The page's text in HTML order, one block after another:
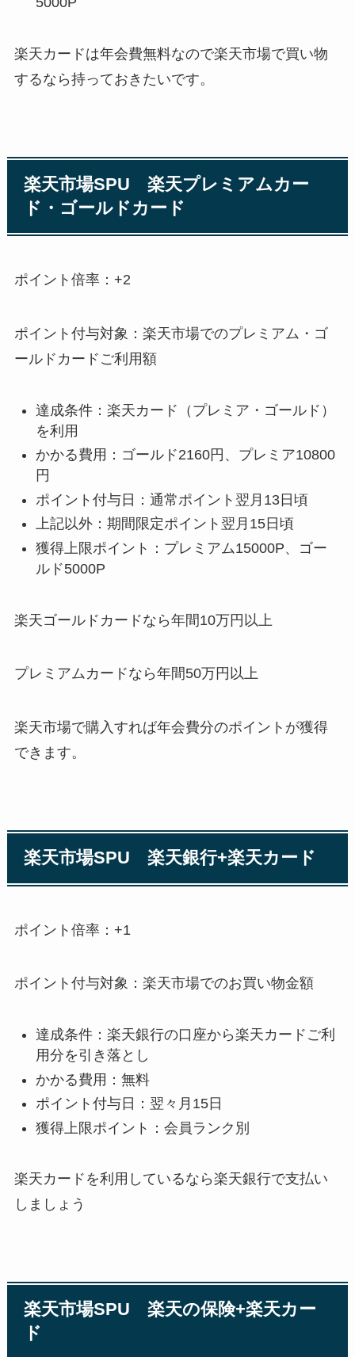
楽天カードは年会費無料なので楽天市場で買い物
するなら持っておきたいです。
楽天市場SPU 楽天プレミアムカー
ド・ゴールドカード
ポイント倍率：+2
ポイント付与対象：楽天市場でのプレミアム・ゴ
ールドカードご利用額
達成条件：楽天カード（プレミア・ゴールド）
を利用
かかる費用：ゴールド2160円、プレミア10800
円
ポイント付与日：通常ポイント翌月13日頃
上記以外：期間限定ポイント翌月15日頃
獲得上限ポイント：プレミアム15000P、ゴー
ルド5000P
楽天ゴールドカードなら年間10万円以上
プレミアムカードなら年間50万円以上
楽天市場で購入すれば年会費分のポイントが獲得
できます。
楽天市場SPU 楽天銀行+楽天カード
ポイント倍率：+1
ポイント付与対象：楽天市場でのお買い物金額
達成条件：楽天銀行の口座から楽天カードご利
用分を引き落とし
かかる費用：無料
ポイント付与日：翌々月15日
獲得上限ポイント：会員ランク別
楽天カードを利用しているなら楽天銀行で支払い
しましょう
楽天市場SPU 楽天の保険+楽天カー
ド